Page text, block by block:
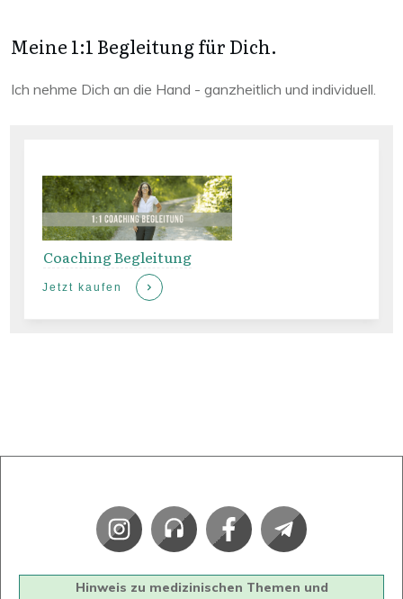
Meine 1:1 Begleitung für Dich.
Ich nehme Dich an die Hand - ganzheitlich und individuell.
Coaching Begleitung
Jetzt kaufen
Hinweis zu medizinischen Themen und